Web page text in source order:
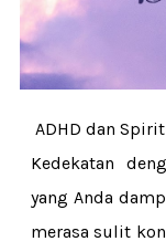
ADHD dan
Kedekatan
yang Anda
merasa sulit